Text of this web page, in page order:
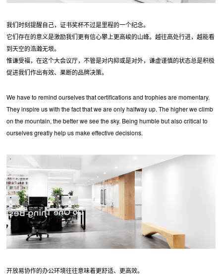
我们时刻提醒自己，证书奖杯不过是里程的一个纪念。
它们存在的意义是激励我们更有信心攀上更高峻的山峰。越往高处行进，越能看
到天空的浩瀚无垠。
惟谦受福，在这个大会议厅，不管是对内抑或是对外，谦虚谨慎的状态总是积极
促进我们作出有效、果断的品牌决策。
We have to remind ourselves that certifications and trophies are momentary.
They inspire us with the fact that we are only halfway up. The higher we climb
on the mountain, the better we see the sky. Being humble but also critical to
ourselves greatly help us make effective decisions.
开放易协作的办公环境往往意味着更舒适、更高效。